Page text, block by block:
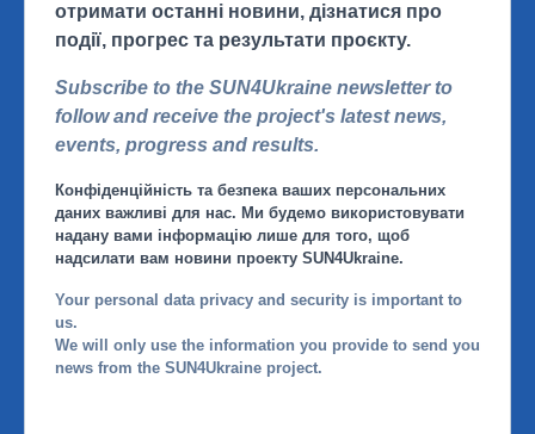
отримати останні новини, дізнатися про
події, прогрес та результати проєкту.
Subscribe to the SUN4Ukraine newsletter to
follow and receive the project's latest news,
events, progress and results.
Конфіденційність та безпека ваших персональних
даних важливі для нас. Ми будемо використовувати
надану вами інформацію лише для того, щоб
надсилати вам новини проекту SUN4Ukraine.
Your personal data privacy and security is important to
us.
We will only use the information you provide to send you
news from the SUN4Ukraine project.